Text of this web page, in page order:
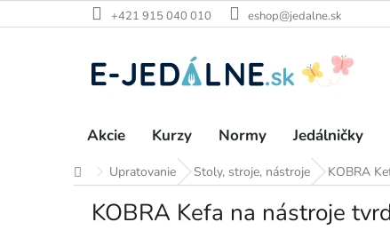
na
+421 915 040 010 eshop@jedalne.sk
Akcie Kurzy Normy Jedálničky
DomovUpratovanie Stoly, stroje, nástroje KOBRA
KOBRA Kefa na nástroje